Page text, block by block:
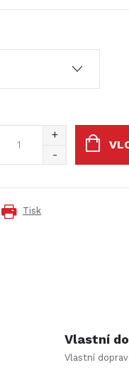
Tisk
Vlastní
Vlastní